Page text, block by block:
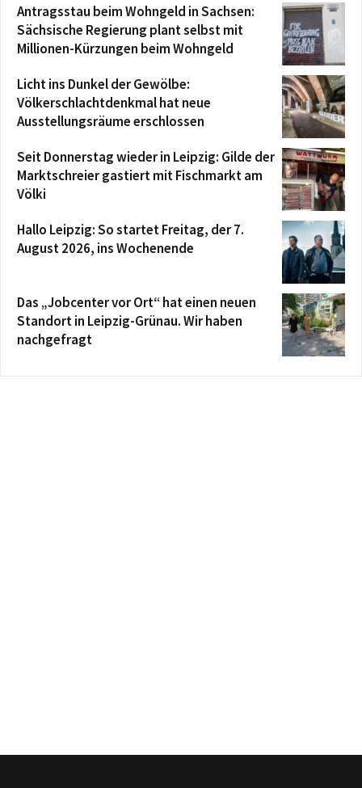
Antragsstau beim Wohngeld in Sachsen:
Sächsische Regierung plant selbst mit
Millionen-Kürzungen beim Wohngeld
Licht ins Dunkel der Gewölbe:
Völkerschlachtdenkmal hat neue
Ausstellungsräume erschlossen
Seit Donnerstag wieder in Leipzig: Gilde der
Marktschreier gastiert mit Fischmarkt am
Völki
Hallo Leipzig: So startet Freitag, der 7.
August 2026, ins Wochenende
Das „Jobcenter vor Ort“ hat einen neuen
Standort in Leipzig-Grünau. Wir haben
nachgefragt